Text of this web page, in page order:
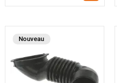
Nouveau